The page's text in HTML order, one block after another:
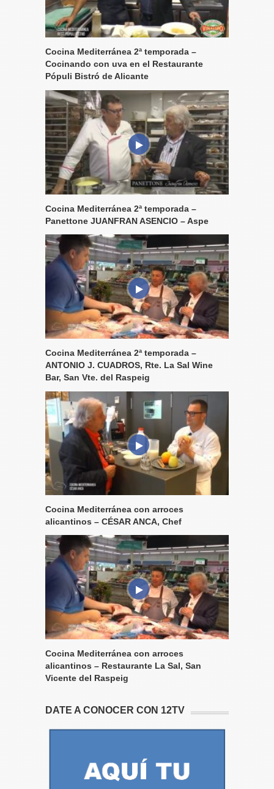
Cocina Mediterránea 2ª temporada –
Cocinando con uva en el Restaurante
Pópuli Bistró de Alicante
Cocina Mediterránea 2ª temporada –
Panettone JUANFRAN ASENCIO – Aspe
Cocina Mediterránea 2ª temporada –
ANTONIO J. CUADROS, Rte. La Sal Wine
Bar, San Vte. del Raspeig
Cocina Mediterránea con arroces
alicantinos – CÉSAR ANCA, Chef
Cocina Mediterránea con arroces
alicantinos – Restaurante La Sal, San
Vicente del Raspeig
DATE A CONOCER CON 12TV